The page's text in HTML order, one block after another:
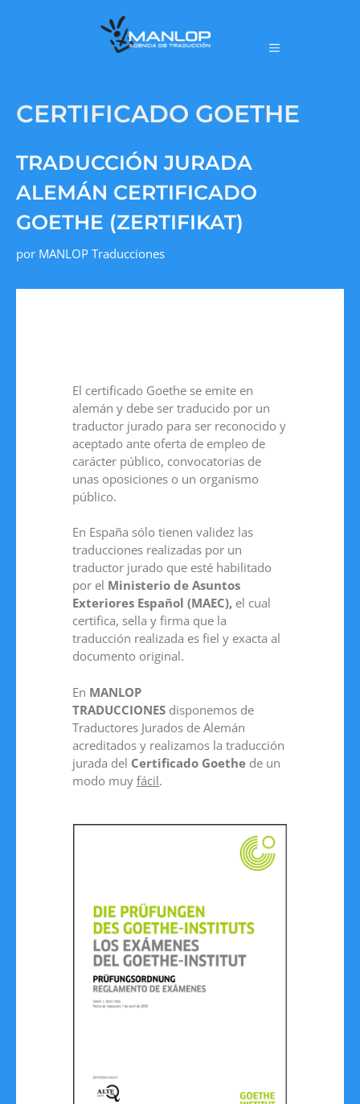
CERTIFICADO GOETHE
TRADUCCIÓN JURADA
ALEMÁN CERTIFICADO
GOETHE (ZERTIFIKAT)
por MANLOP Traducciones
El certificado Goethe se emite en
alemán y debe ser traducido por un
traductor jurado para ser reconocido y
aceptado ante oferta de empleo de
carácter público, convocatorias de
unas oposiciones o un organismo
público.
En España sólo tienen validez las
traducciones realizadas por un
traductor jurado que esté habilitado
por el Ministerio de Asuntos
Exteriores Español (MAEC), el cual
certifica, sella y firma que la
traducción realizada es fiel y exacta al
documento original.
En MANLOP
TRADUCCIONES disponemos de
Traductores Jurados de Alemán
acreditados y realizamos la traducción
jurada del Certificado Goethe de un
modo muy fácil.